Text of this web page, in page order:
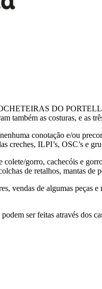
DO
também as costuras, e as
conotação e/ou
ILPI’s, OSC’s e
gorro, cachecóis e
de retalhos, mantas de
vendas de algumas peças
ser feitas através dos